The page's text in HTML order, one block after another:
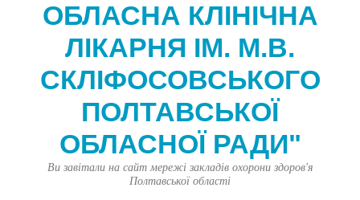
ОБЛАСНА КЛІНІЧНА
ЛІКАРНЯ ІМ. М.В.
СКЛІФОСОВСЬКОГО
ПОЛТАВСЬКОЇ
ОБЛАСНОЇ РАДИ"
Ви завітали на сайт мережі закладів охорони здоров'я
Полтавської області